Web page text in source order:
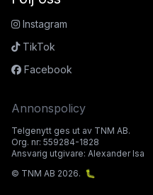
Instagram
TikTok
Facebook
Annonspolicy
Telgenytt ges ut av TNM AB.
Org. nr: 559284-1828
Ansvarig utgivare: Alexander Isa
© TNM AB 2026. 🐛